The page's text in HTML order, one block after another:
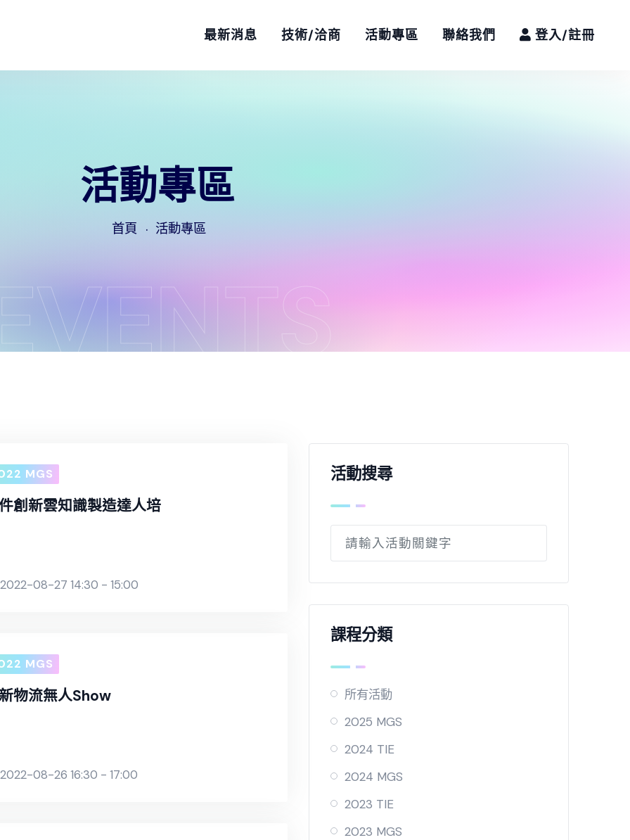
最新消息 技術/洽商 活動專區 聯絡我們 登入/註冊
活動專區
首頁 活動專區
MGS
創新雲知識製造達人培
2022-08-27 14:30 - 15:00
MGS
物流無人Show
2022-08-26 16:30 - 17:00
活動搜尋
課程分類
所有活動
2025 MGS
2024 TIE
2024 MGS
2023 TIE
2023 MGS